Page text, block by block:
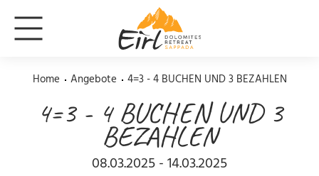
Home Angebote 4=3 - 4 BUCHEN UND 3 BEZAHLEN
4=3 - 4 BUCHEN UND 3
BEZAHLEN
08.03.2025 - 14.03.2025